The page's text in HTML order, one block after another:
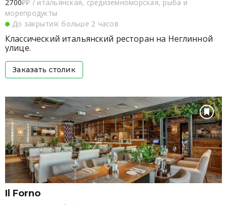
2700₽₽ / итальянская, средиземноморская, рыба и
морепродукты
До закрытия: больше 2 часов
Классический итальянский ресторан на Неглинной
улице.
Заказать столик
Il Forno